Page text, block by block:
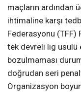
maçların ardından
ihtimaline karşı
Federasyonu (TFF)
tek devreli lig usulü
bozulmaması
doğrudan seri
Organizasyon